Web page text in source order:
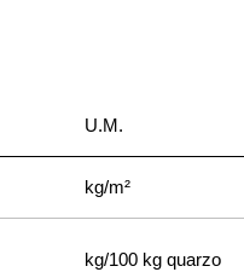
U.M.
kg/m²
kg/100 kg quarzo